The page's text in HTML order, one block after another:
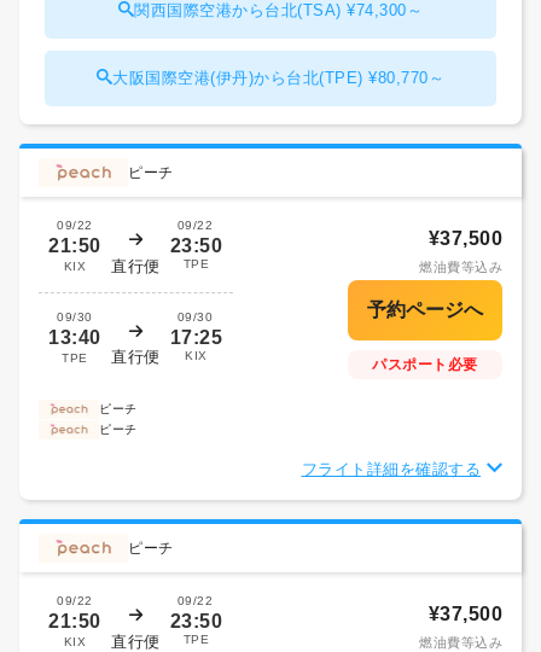
関西国際空港から台北(TSA) ¥74,300～
大阪国際空港(伊丹)から台北(TPE) ¥80,770～
ピーチ
09/22
21:50
KIX 直行便
09/22
23:50
TPE
09/30
13:40
TPE 直行便
09/30
17:25
KIX
¥37,500
燃油費等込み
パスポート必要
ピーチ
ピーチ
フライト詳細を確認する
ピーチ
09/22
21:50
KIX 直行便
09/22
23:50
TPE
¥37,500
燃油費等込み